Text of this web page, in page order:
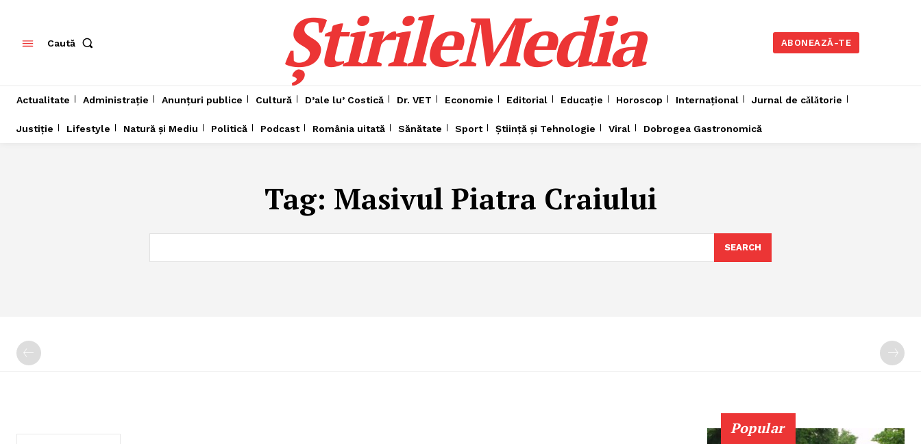
Caută ȘtirileMedia ABONEAZĂ-TE
Actualitate Administrație Anunțuri publice Cultură D’ale lu’ Costică Dr. VET Economie Editorial Educație Horoscop Internațional Jurnal de cǎlǎtorie
Justiție Lifestyle Natură și Mediu Politică Podcast România uitată Sănătate Sport Știință și Tehnologie Viral Dobrogea Gastronomică
Tag: Masivul Piatra Craiului
SEARCH
Popular